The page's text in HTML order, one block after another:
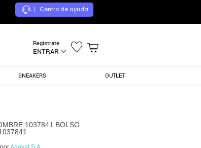
| Centro de ayuda
Registrate
ENTRAR
SNEAKERS OUTLET
1037841 BOLSO